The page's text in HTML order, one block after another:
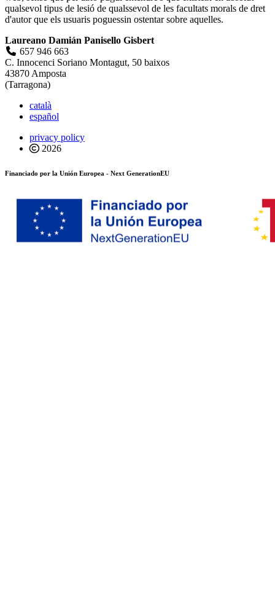
qualsevol tipus de lesió de qualssevol de les facultats morals de dret
d'autor que els usuaris poguessin ostentar sobre aquelles.
Laureano Damián Panisello Gisbert
657 946 663
C. Innocenci Soriano Montagut, 50 baixos
43870 Amposta
(Tarragona)
català
español
privacy policy
2026
Financiado por la Unión Europea - Next GenerationEU